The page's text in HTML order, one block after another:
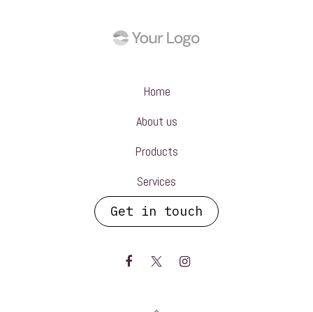
Home
About us
Products
Services
Get in touch